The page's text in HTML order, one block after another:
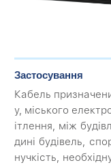
Застосування
Кабель
у, міського
ітлення, між
дині будівель,
нучкість,